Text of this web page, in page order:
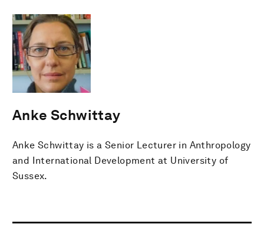
Anke Schwittay
Anke Schwittay is a Senior Lecturer in Anthropology
and International Development at University of
Sussex.